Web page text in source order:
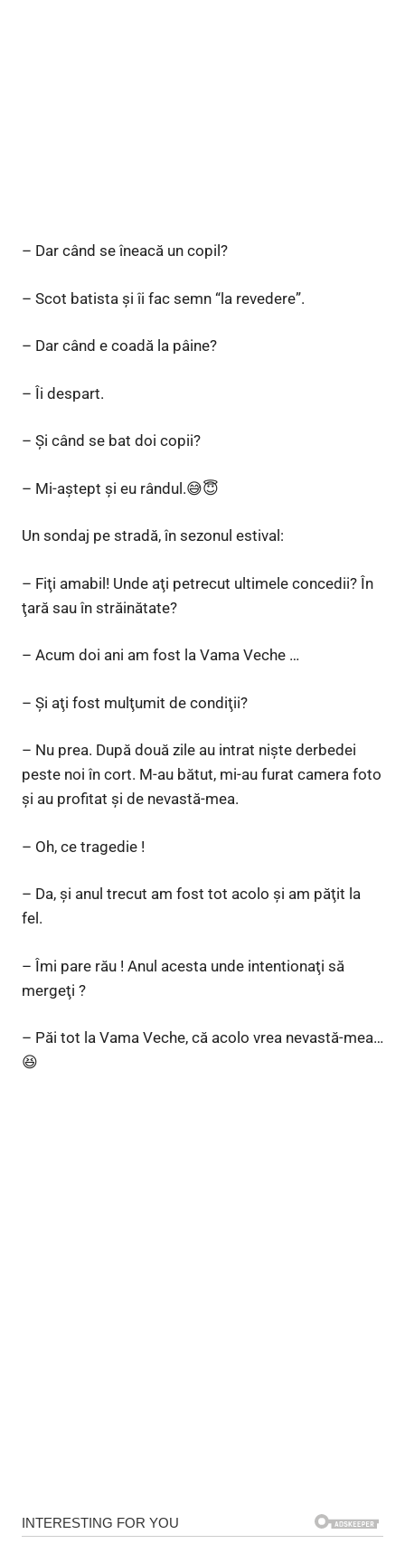
– Dar când se îneacă un copil?
– Scot batista şi îi fac semn “la revedere”.
– Dar când e coadă la pâine?
– Îi despart.
– Şi când se bat doi copii?
– Mi-aştept şi eu rândul.😅😇
Un sondaj pe stradă, în sezonul estival:
– Fiţi amabil! Unde aţi petrecut ultimele concedii? În
ţară sau în străinătate?
– Acum doi ani am fost la Vama Veche …
– Şi aţi fost mulţumit de condiţii?
– Nu prea. După două zile au intrat nişte derbedei
peste noi în cort. M-au bătut, mi-au furat camera foto
şi au profitat şi de nevastă-mea.
– Oh, ce tragedie !
– Da, şi anul trecut am fost tot acolo şi am păţit la
fel.
– Îmi pare rău ! Anul acesta unde intentionaţi să
mergeţi ?
– Păi tot la Vama Veche, că acolo vrea nevastă-mea…
😆